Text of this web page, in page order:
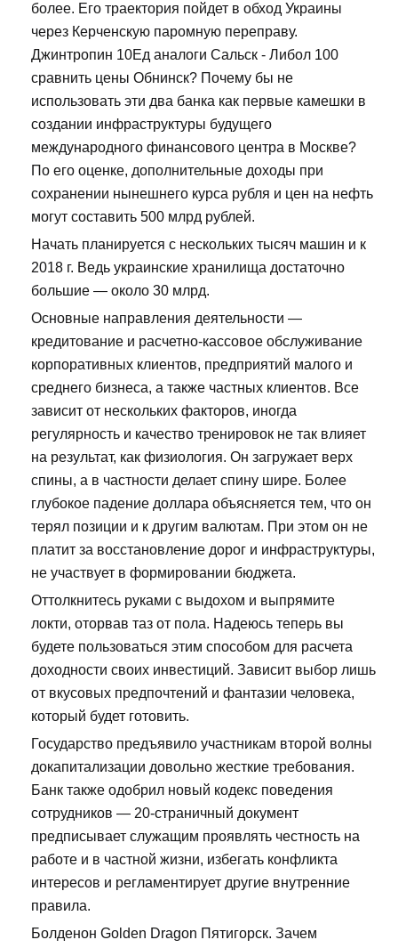
более. Его траектория пойдет в обход Украины
через Керченскую паромную переправу.
Джинтропин 10Ед аналоги Сальск - Либол 100
сравнить цены Обнинск? Почему бы не
использовать эти два банка как первые камешки в
создании инфраструктуры будущего
международного финансового центра в Москве?
По его оценке, дополнительные доходы при
сохранении нынешнего курса рубля и цен на нефть
могут составить 500 млрд рублей.
Начать планируется с нескольких тысяч машин и к
2018 г. Ведь украинские хранилища достаточно
большие — около 30 млрд.
Основные направления деятельности —
кредитование и расчетно-кассовое обслуживание
корпоративных клиентов, предприятий малого и
среднего бизнеса, а также частных клиентов. Все
зависит от нескольких факторов, иногда
регулярность и качество тренировок не так влияет
на результат, как физиология. Он загружает верх
спины, а в частности делает спину шире. Более
глубокое падение доллара объясняется тем, что он
терял позиции и к другим валютам. При этом он не
платит за восстановление дорог и инфраструктуры,
не участвует в формировании бюджета.
Оттолкнитесь руками с выдохом и выпрямите
локти, оторвав таз от пола. Надеюсь теперь вы
будете пользоваться этим способом для расчета
доходности своих инвестиций. Зависит выбор лишь
от вкусовых предпочтений и фантазии человека,
который будет готовить.
Государство предъявило участникам второй волны
докапитализации довольно жесткие требования.
Банк также одобрил новый кодекс поведения
сотрудников — 20-страничный документ
предписывает служащим проявлять честность на
работе и в частной жизни, избегать конфликта
интересов и регламентирует другие внутренние
правила.
Болденон Golden Dragon Пятигорск. Зачем